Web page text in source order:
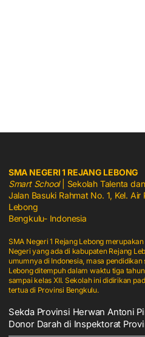
SMA NEGERI 1 REJANG LEBONG
Smart School| Sekolah Talenta
Jalan Basuki Rahmat No. 1, Kel.
Lebong
Bengkulu- Indonesia
SMA Negeri 1 Rejang Lebong
Negeri yang ada di kabupaten Rejang
umumnya di Indonesia, masa pendidikan
Lebong ditempuh dalam waktu tiga
sampai kelas XII. Sekolah ini didirikan
tertua di Provinsi Bengkulu.
Sekda Provinsi Herwan Antoni
Donor Darah di Inspektorat